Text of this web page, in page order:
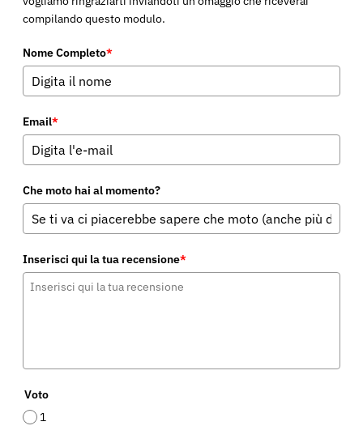
compilando questo modulo.
Nome Completo*
Email*
Che moto hai al momento?
Inserisci qui la tua recensione*
Voto
1